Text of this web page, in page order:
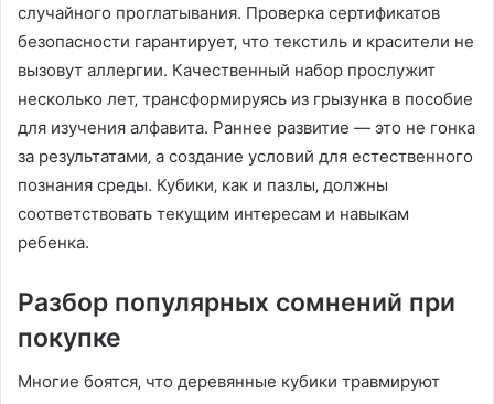
случайного проглатывания. Проверка сертификатов
безопасности гарантирует‚ что текстиль и красители не
вызовут аллергии. Качественный набор прослужит
несколько лет‚ трансформируясь из грызунка в пособие
для изучения алфавита. Раннее развитие — это не гонка
за результатами‚ а создание условий для естественного
познания среды. Кубики‚ как и пазлы‚ должны
соответствовать текущим интересам и навыкам
ребенка.
Разбор популярных сомнений при
покупке
Многие боятся‚ что деревянные кубики травмируют